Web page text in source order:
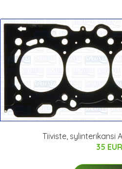
Tiiviste, sylinterikansi
35 EUR